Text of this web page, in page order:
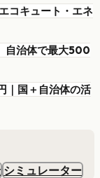
コキュート・エネ
自治体で最大500
｜国＋自治体の活
シミュレーター